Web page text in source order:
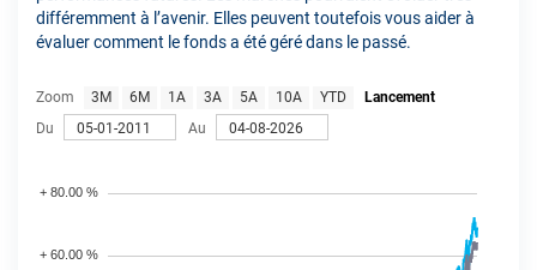
différemment à l’avenir. Elles peuvent toutefois vous aider à
évaluer comment le fonds a été géré dans le passé.
Zoom 3M 6M 1A 3A 5A 10A YTD
Lancement
Du
Au